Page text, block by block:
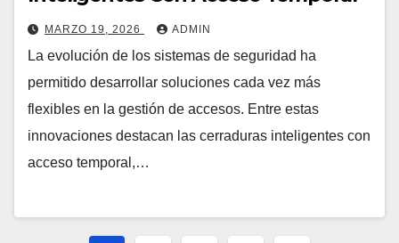
MARZO 19, 2026 ADMIN
La evolución de los sistemas de seguridad ha
permitido desarrollar soluciones cada vez más
flexibles en la gestión de accesos. Entre estas
innovaciones destacan las cerraduras inteligentes con
acceso temporal,…